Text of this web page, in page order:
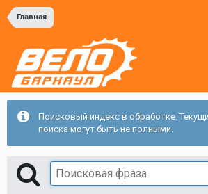
Главная
Поисковый индекс в обработке.
поиска могут быть не полными.